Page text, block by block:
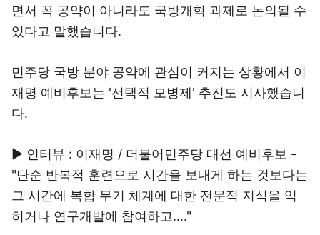
면서 꼭 공약이 아니라도 국방개혁 과제로 논의될 수
있다고 말했습니다.
민주당 국방 분야 공약에 관심이 커지는 상황에서 이
재명 예비후보는 '선택적 모병제' 추진도 시사했습니
다.
▶ 인터뷰 : 이재명 / 더불어민주당 대선 예비후보 -
"단순 반복적 훈련으로 시간을 보내게 하는 것보다는
그 시간에 복합 무기 체계에 대한 전문적 지식을 익
히거나 연구개발에 참여하고…."